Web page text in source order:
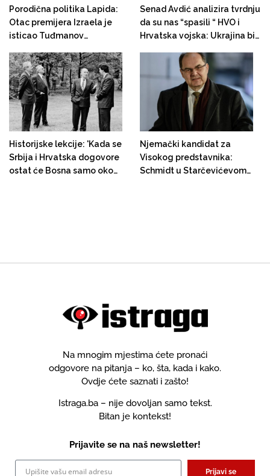
Porodična politika Lapida:
Otac premijera Izraela je
isticao Tuđmanov
srpske zločine u BiH
Senad Avdić analizira tvrdnju
da su nas “spasili “ HVO i
Hrvatska vojska: Ukrajina bi
Poljska blokirala njeno
naoružavanje, kao što je
Hrvatska činila tokom
agresije na BiH!
Historijske lekcije: 'Kada se
Srbija i Hrvatska dogovore
ostat će Bosna samo oko
Njemački kandidat za
Visokog predstavnika:
Schmidt u Starčevićevom
Na mnogim mjestima ćete pronaći
odgovore na pitanja – ko, šta, kada i kako.
Ovdje ćete saznati i zašto!
Istraga.ba – nije dovoljan samo tekst.
Bitan je kontekst!
Prijavite se na naš newsletter!
Prijavi se